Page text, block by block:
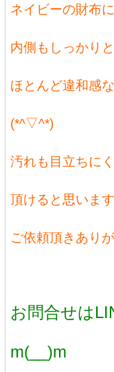
ネイビーの財布
内側もしっかり
ほとんど違和感
(*^▽^*)
汚れも目立ちに
頂けると思います
ご依頼頂きあり
お問合せは
m(__)m